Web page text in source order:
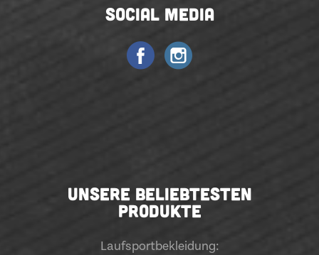
SOCIAL MEDIA
UNSERE BELIEBTESTEN
PRODUKTE
Laufsportbekleidung: